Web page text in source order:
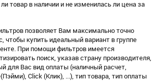
товар в наличии и не изменилась ли цена за
позволяет Вам максимально точно
чтобы купить идеальный вариант в группе
При помощи фильтров имеется
поиск, указав страну производителя,
для Вас вид оплаты (наличный расчет,
Click (Клик), ...), тип товара, тип оплаты